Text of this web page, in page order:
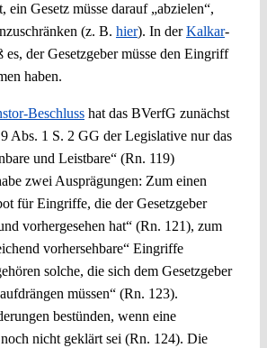
Gesetz müsse darauf „abzielen“,
(z. B. hier). In derKalkar-
es, der Gesetzgeber müsse den Eingriff
haben.
Beschlusshat das BVerfG zunächst
Abs. 1 S. 2 GG der Legislative nur das
und Leistbare“ (Rn. 119)
zwei Ausprägungen: Zum einen
für Eingriffe, die der Gesetzgeber
vorhergesehen hat“ (Rn. 121), zum
vorhersehbare“ Eingriffe
solche, die sich dem Gesetzgeber
müssen“ (Rn. 123).
bestünden, wenn eine
nicht geklärt sei (Rn. 124). Die